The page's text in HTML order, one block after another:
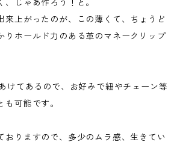
、じゃあ作ろう！と。
来上がったのが、この薄くて、ちょうど
りホールド力のある革のマネークリップ
けてあるので、お好みで紐やチェーン等
可能です。
おりますので、多少のムラ感、生きてい